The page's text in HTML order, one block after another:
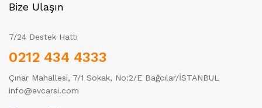
Bize Ulaşın
7/24 Destek Hattı
0212 434 4333
Çınar Mahallesi, 7/1 Sokak, No:2/E Bağcılar/İSTANBUL
info@evcarsi.com